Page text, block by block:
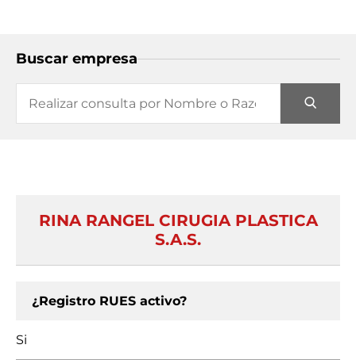
Buscar empresa
RINA RANGEL CIRUGIA PLASTICA
S.A.S.
¿Registro RUES activo?
Si